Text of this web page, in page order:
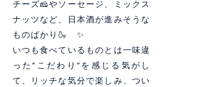
チーズ🧀やソーセージ、ミックス
ナッツなど、日本酒が進みそうな
ものばかり🍶 ✨
いつも食べているものとは一味違
った"こだわり"を感じる気がし
て、リッチな気分で楽しみ、つい